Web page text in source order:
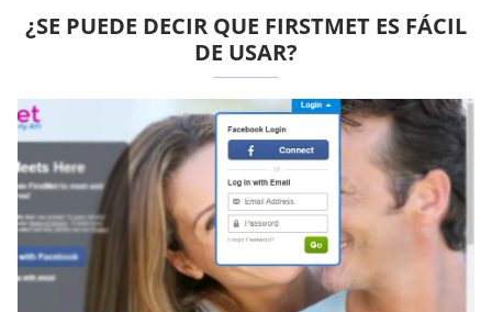
¿SE PUEDE DECIR QUE FIRSTMET ES FÁCIL
DE USAR?